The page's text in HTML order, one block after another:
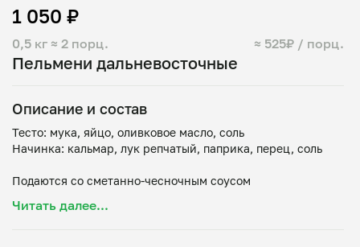
Пельмени дальневосточные
0,5 кг ≈ 2 порц. ≈ 525₽ / порц.
1 050 ₽
Описание и состав
Тесто: мука, яйцо, оливковое масло, соль
Начинка: кальмар, лук репчатый, паприка, перец, соль
Читать далее...